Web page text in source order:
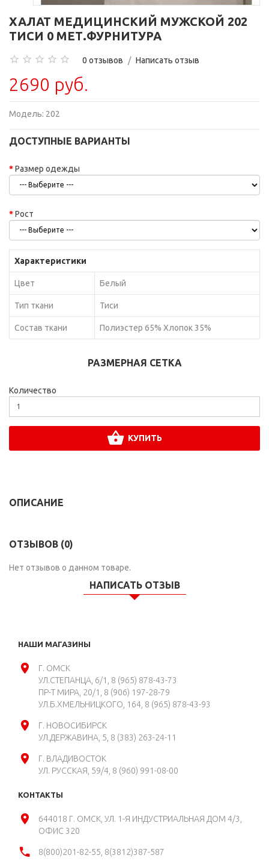
ХАЛАТ МЕДИЦИНСКИЙ МУЖСКОЙ 202
ТИСИ 0 МЕТ.ФУРНИТУРА
0 отзывов / Написать отзыв
2690 руб.
Модель: 202
ДОСТУПНЫЕ ВАРИАНТЫ
Размер одежды
Рост
Характеристики
Цвет Белый
Тип ткани Тиси
Состав ткани Полиэстер 65% Хлопок 35%
РАЗМЕРНАЯ СЕТКА
Количество
КУПИТЬ
ОПИСАНИЕ
ОТЗЫВОВ (0)
Нет отзывов о данном товаре.
НАПИСАТЬ ОТЗЫВ
НАШИ МАГАЗИНЫ
Г. ОМСК
УЛ.СТЕПАНЦА, 6/1
8 (965) 878-43-73
ПР-Т МИРА, 20/1
8 (906) 197-28-79
УЛ.Б.ХМЕЛЬНИЦКОГО, 164 8 (965) 878-43-93
Г. НОВОСИБИРСК
УЛ.ДЕРЖАВИНА, 5 8 (383) 263-24-11
Г. ВЛАДИВОСТОК
УЛ. РУССКАЯ, 59/4 8 (960) 991-08-00
КОНТАКТЫ
644018 Г. ОМСК, УЛ. 1-Я ИНДУСТРИАЛЬНАЯ ДОМ 4/3,
ОФИС 320
8(800)201-82-55, 8(3812)387-587